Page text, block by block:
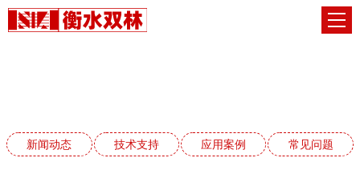
新闻动态 技术支持 应用案例 常见问题